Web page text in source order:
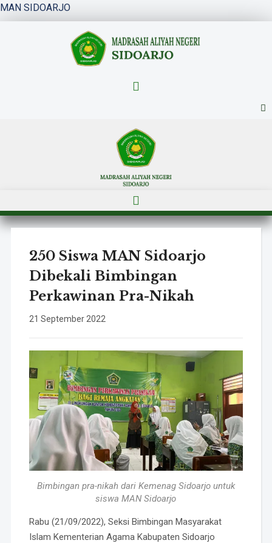
MAN SIDOARJO
Menu
Menu
250 Siswa MAN Sidoarjo
Dibekali Bimbingan
Perkawinan Pra-Nikah
21 September 2022
Bimbingan pra-nikah dari Kemenag Sidoarjo untuk
siswa MAN Sidoarjo
Rabu (21/09/2022), Seksi Bimbingan Masyarakat
Islam Kementerian Agama Kabupaten Sidoarjo